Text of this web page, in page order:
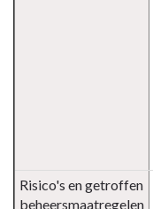
Risico's en getroffen
beheersmaatregelen